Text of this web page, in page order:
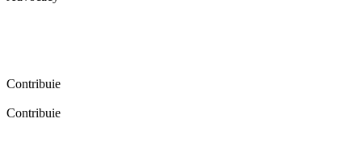
Contribuie
Contribuie